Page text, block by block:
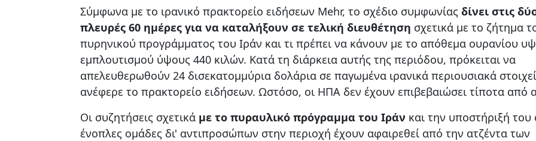
Σύμφωνα με το ιρανικό πρακτορείο ειδήσεων Mehr, το σχέδιο συμφωνίας δίνει στις
πλευρές 60 ημέρες για να καταλήξουν σε τελική διευθέτηση σχετικά με το ζήτημα
πυρηνικού προγράμματος του Ιράν και τι πρέπει να κάνουν με το απόθεμα ουρανίου
εμπλουτισμού ύψους 440 κιλών. Κατά τη διάρκεια αυτής της περιόδου, πρόκειται να
απελευθερωθούν 24 δισεκατομμύρια δολάρια σε παγωμένα ιρανικά περιουσιακά
ανέφερε το πρακτορείο ειδήσεων. Ωστόσο, οι ΗΠΑ δεν έχουν επιβεβαιώσει τίποτα από
Οι συζητήσεις σχετικά με το πυραυλικό πρόγραμμα του Ιράν και την υποστήριξή του
ένοπλες ομάδες δι' αντιπροσώπων στην περιοχή έχουν αφαιρεθεί από την ατζέντα των